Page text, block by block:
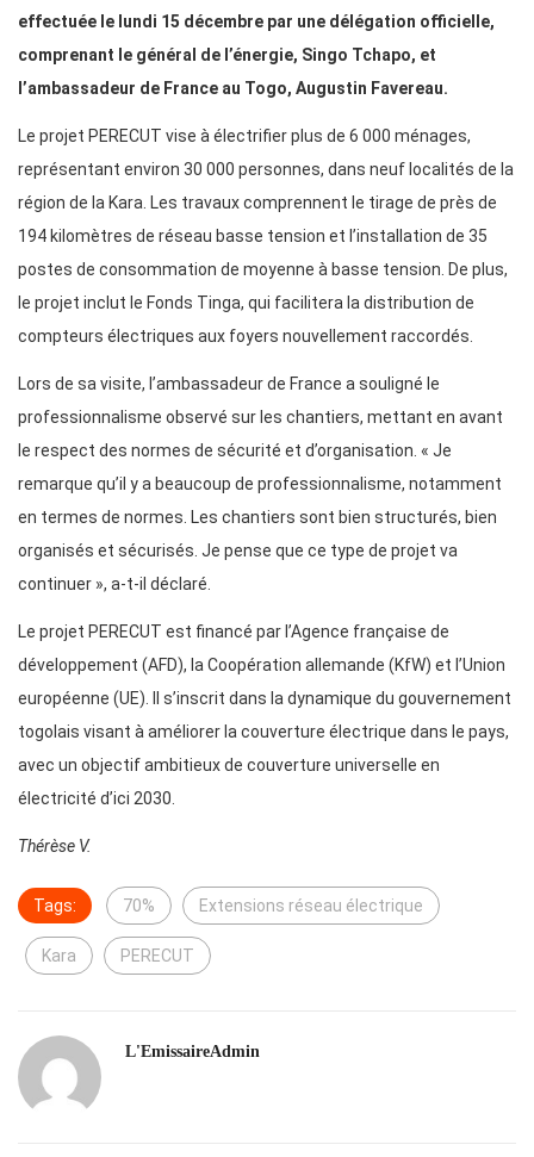
effectuée le lundi 15 décembre par une délégation officielle,
comprenant le général de l’énergie, Singo Tchapo, et
l’ambassadeur de France au Togo, Augustin Favereau.
Le projet PERECUT vise à électrifier plus de 6 000 ménages,
représentant environ 30 000 personnes, dans neuf localités de la
région de la Kara. Les travaux comprennent le tirage de près de
194 kilomètres de réseau basse tension et l’installation de 35
postes de consommation de moyenne à basse tension. De plus,
le projet inclut le Fonds Tinga, qui facilitera la distribution de
compteurs électriques aux foyers nouvellement raccordés.
Lors de sa visite, l’ambassadeur de France a souligné le
professionnalisme observé sur les chantiers, mettant en avant
le respect des normes de sécurité et d’organisation. « Je
remarque qu’il y a beaucoup de professionnalisme, notamment
en termes de normes. Les chantiers sont bien structurés, bien
organisés et sécurisés. Je pense que ce type de projet va
continuer », a-t-il déclaré.
Le projet PERECUT est financé par l’Agence française de
développement (AFD), la Coopération allemande (KfW) et l’Union
européenne (UE). Il s’inscrit dans la dynamique du gouvernement
togolais visant à améliorer la couverture électrique dans le pays,
avec un objectif ambitieux de couverture universelle en
électricité d’ici 2030.
Thérèse V.
Tags: 70% Extensions réseau électrique
Kara PERECUT
L'EmissaireAdmin